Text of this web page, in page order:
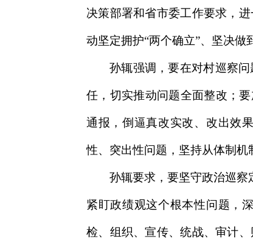
决策部署和省市委工作要求，
动坚定拥护“两个确立”、坚决做
孙辄强调，要在对村巡察
任，切实推动问题全面整改；
通报，倒逼真改实改、改出效
性、突出性问题，坚持从体制机
孙辄要求，要坚守政治巡察
紧盯政绩观这个根本性问题，
检、组织、宣传、统战、审计